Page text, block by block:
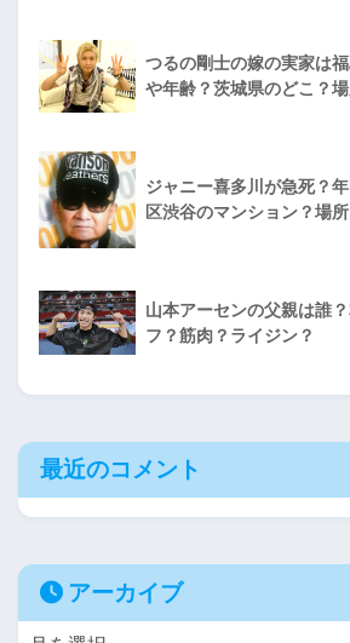
つるの剛士の嫁の実家は
や年齢？茨城県のどこ？
ジャニー喜多川が急死？
区渋谷のマンション？場
山本アーセンの父親は誰
フ？筋肉？ライジン？
最近のコメント
アーカイブ